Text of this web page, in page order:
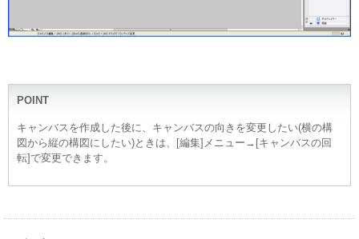
POINT
キャンバスを作成した後に、キャンバスの向きを変更したい(横の構
図から縦の構図にしたい)ときは、[編集]メニュー→[キャンバスの回
転]で変更できます。